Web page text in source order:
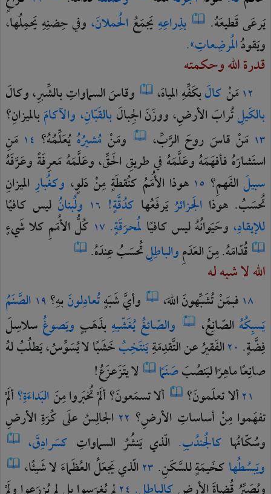
يَرعَىقَطيعَهُ. بذِراعِهِيَجمَعُالحُملانَ،وفيحِضنِهِيَحمِلُها،
ويَقودُالمُرضِعاتِ».
قدرة الله وحكمته
١٢مَنْكالَبكَفِّهِالمياهَ، وقاسَالسماواتِبالشِّبرِ،وكالَ
بالكَيلِتُرابَالأرضِ،ووزَنَالجِبالَبالقَبّانِ،والآكامَبالميزانِ؟
١٣ مَنْ قاسَ روحَ الرَّبِّ، ومَنْ مُشيرُهُيُعَلِّمُهُ؟ ١٤ مَنِ
استَشارَهُفأفهَمَهُوعَلَّمَهُفيطريقِالحَقِّ،وعَلَّمَهُمَعرِفَةًوعَرَّفَهُ
سبيلَالفَهمِ؟ ١٥ هوذاالأُمَمُ كنُقطَةٍمِنْدَلوٍ، وكغُبارِالميزانِ
تُحسَبُ.هوذا الجَزائرُيَرفَعُها كدُقَّةٍ! ١٦ ولُبنانُ ليس كافيًا
للإيقادِ،وحَيَوانُهُليسكافيًا لمُحرَقَةٍ. ١٧ كُلُّالأُمَمِكلاشَيءٍ
قُدّامَهُ.مِنَالعَدَمِوالباطِلِتُحسَبُعِندَهُ.
الله لا شبه له
١٨ فبمَنْتُشَبِّهونَاللهَ، وأيَّشَبَهٍتُعادِلونَبهِ؟ ١٩ الصَّنَمُ
يَسبِكُهُالصّانِعُ، والصّائغُيُغَشّيهِبذَهَبٍ ويَصوغُسلاسِلَ
فِضَّةٍ. ٢٠الفَقيرُعنالتَّقدِمَةِيَنتَخِبُخَشَبًالايُسَوِّسُ،يَطلُبُلهُ
صانِعًاماهِرًاليَنصُبَصَنَمًا لايتَزَعزَعُ!
٢١ألاتعلَمونَ؟ ألاتسمَعونَ؟ألَمْتُخبَروامِنَالبَداءَةِ؟ألَمْ
تفهَموامِنْأساساتِ الأرضِ؟ ٢٢ الجالِسُعلَى كُرَةِالأرضِ
وسُكّانُها كالجُندُبِ. الّذييَنشُرُالسماواتِ كسَرادِقَ،
ويَبسُطُهاكخَيمَةٍللسَّكَنِ. ٢٣الّذييَجعَلُالعُظَماءَلاشَيئًا،